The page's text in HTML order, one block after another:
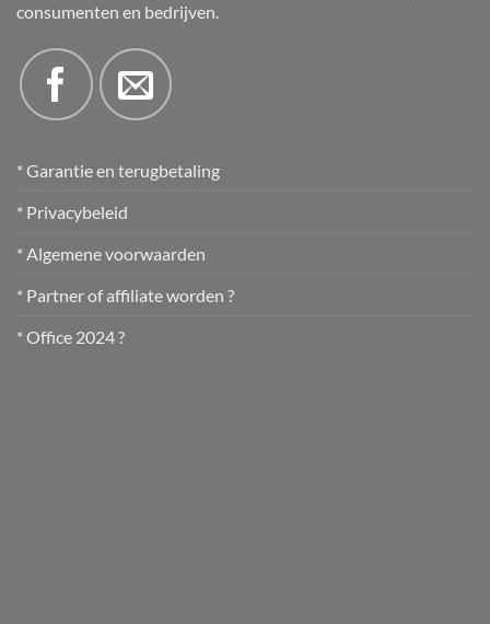
consumenten en bedrijven.
* Garantie en terugbetaling
* Privacybeleid
* Algemene voorwaarden
* Partner of affiliate worden ?
* Office 2024 ?